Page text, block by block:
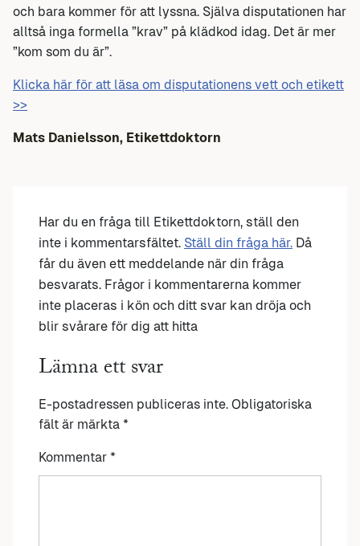
och bara kommer för att lyssna. Själva disputationen har
alltså inga formella ”krav” på klädkod idag. Det är mer
”kom som du är”.
Klicka här för att läsa om disputationens vett och etikett
>>
Mats Danielsson, Etikettdoktorn
Har du en fråga till Etikettdoktorn, ställ den
inte i kommentarsfältet. Ställ din fråga här. Då
får du även ett meddelande när din fråga
besvarats. Frågor i kommentarerna kommer
inte placeras i kön och ditt svar kan dröja och
blir svårare för dig att hitta
Lämna ett svar
E-postadressen publiceras inte. Obligatoriska
fält är märkta *
Kommentar *